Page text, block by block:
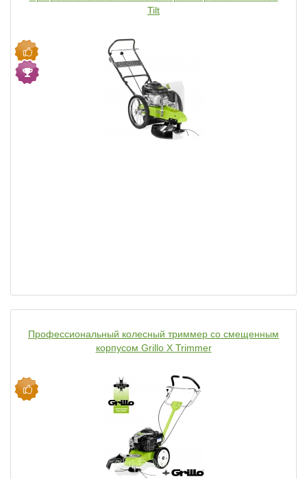
Tilt
Профессиональный колесный триммер со смещенным
корпусом Grillo X Trimmer